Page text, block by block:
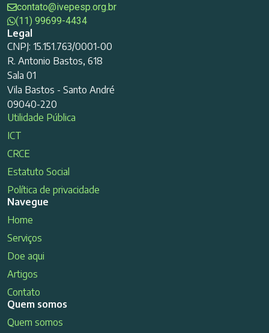
contato@ivepesp.org.br
(11) 99699-4434
Legal
CNPJ: 15.151.763/0001-00
R. Antonio Bastos, 618
Sala 01
Vila Bastos - Santo André
09040-220
Utilidade Pública
ICT
CRCE
Estatuto Social
Política de privacidade
Navegue
Home
Serviços
Doe aqui
Artigos
Contato
Quem somos
Quem somos